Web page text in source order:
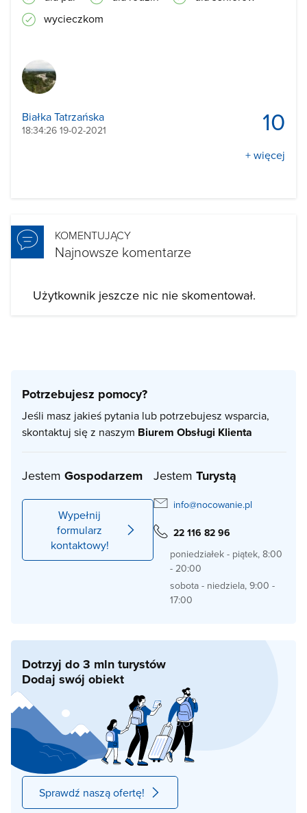
wycieczkom
10
Białka Tatrzańska
18:34:26 19-02-2021
+ więcej
KOMENTUJĄCY
Najnowsze komentarze
Użytkownik jeszcze nic nie skomentował.
Potrzebujesz pomocy?
Jeśli masz jakieś pytania lub potrzebujesz wsparcia,
skontaktuj się z naszym Biurem Obsługi Klienta
Jestem Gospodarzem
Wypełnij
formularz
kontaktowy!
Jestem Turystą
info@nocowanie.pl
22 116 82 96
poniedziałek - piątek, 8:00
- 20:00
sobota - niedziela, 9:00 -
17:00
Dotrzyj do 3 mln turystów
Dodaj swój obiekt
Sprawdź naszą ofertę!